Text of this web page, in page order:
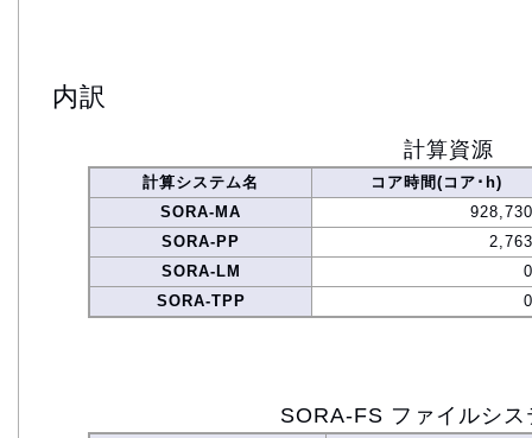
内訳
計算資源
計算システム名
コア時間(コア･h)
SORA-MA
SORA-PP
SORA-LM
SORA-TPP
SORA-FS ファイルシス